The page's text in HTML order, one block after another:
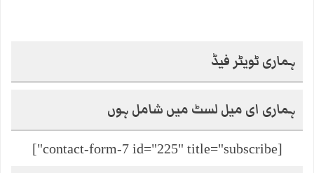
ہماری ٹویٹر فیڈ
ہماری ای میل لسٹ میں شامل ہوں
[contact-form-7 id="225" title="subscribe"]